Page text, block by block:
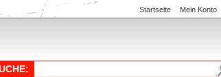
Startseite Mein Konto